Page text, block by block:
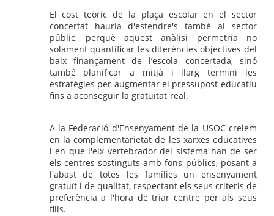
El cost teòric de la plaça escolar en el sector
concertat hauria d'estendre's també al sector
públic, perquè aquest anàlisi permetria no
solament quantificar les diferències objectives del
baix finançament de l’escola concertada, sinó
també planificar a mitjà i llarg termini les
estratègies per augmentar el pressupost educatiu
fins a aconseguir la gratuïtat real.
A la Federació d'Ensenyament de la USOC creiem
en la complementarietat de les xarxes educatives
i en que l'eix vertebrador del sistema han de ser
els centres sostinguts amb fons públics, posant a
l'abast de totes les famílies un ensenyament
gratuït i de qualitat, respectant els seus criteris de
preferència a l'hora de triar centre per als seus
fills.